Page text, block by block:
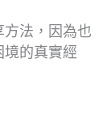
法，因為也
境的真實經